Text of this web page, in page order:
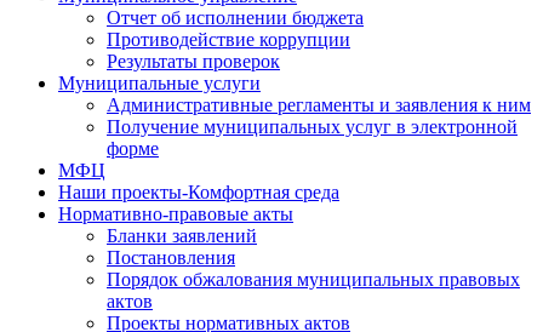
Отчет об исполнении бюджета
Противодействие коррупции
Результаты проверок
Муниципальные услуги
Административные регламенты и заявления к ним
Получение муниципальных услуг в электронной
форме
МФЦ
Наши проекты-Комфортная среда
Нормативно-правовые акты
Бланки заявлений
Постановления
Порядок обжалования муниципальных правовых
актов
Проекты нормативных актов